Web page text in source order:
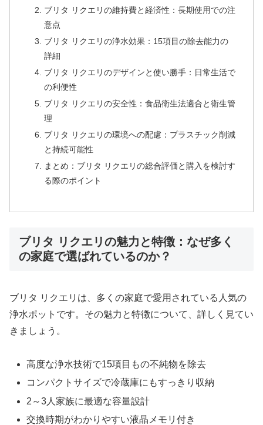
ブリタ リクエリの維持費と経済性：長期使用での注
意点
ブリタ リクエリの浄水効果：15項目の除去能力の
詳細
ブリタ リクエリのデザインと使い勝手：日常生活で
の利便性
ブリタ リクエリの安全性：食品衛生法適合と衛生管
理
ブリタ リクエリの環境への配慮：プラスチック削減
と持続可能性
まとめ：ブリタ リクエリの総合評価と購入を検討す
る際のポイント
ブリタ リクエリの魅力と特徴：なぜ多く
の家庭で選ばれているのか？
ブリタ リクエリは、多くの家庭で愛用されている人気の
浄水ポットです。その魅力と特徴について、詳しく見てい
きましょう。
高度な浄水技術で15項目もの不純物を除去
コンパクトサイズで冷蔵庫にもすっきり収納
2～3人家族に最適な容量設計
交換時期がわかりやすい液晶メモリ付き